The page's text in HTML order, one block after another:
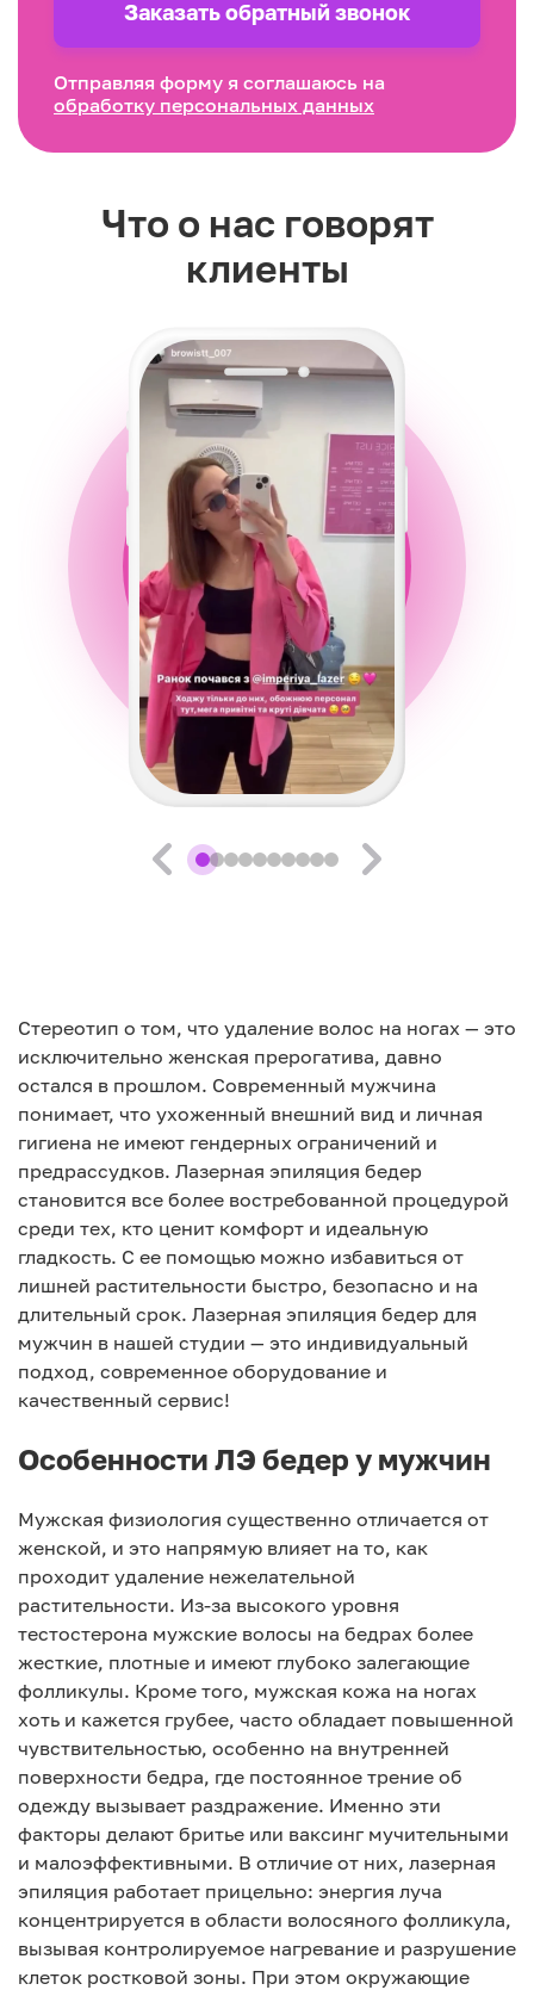
Заказать обратный звонок
Отправляя форму я соглашаюсь на
обработку персональных данных
Что о нас говорят
клиенты
Стереотип о том, что удаление волос на ногах — это
исключительно женская прерогатива, давно
остался в прошлом. Современный мужчина
понимает, что ухоженный внешний вид и личная
гигиена не имеют гендерных ограничений и
предрассудков. Лазерная эпиляция бедер
становится все более востребованной процедурой
среди тех, кто ценит комфорт и идеальную
гладкость. С ее помощью можно избавиться от
лишней растительности быстро, безопасно и на
длительный срок. Лазерная эпиляция бедер для
мужчин в нашей студии — это индивидуальный
подход, современное оборудование и
качественный сервис!
Особенности ЛЭ бедер у мужчин
Мужская физиология существенно отличается от
женской, и это напрямую влияет на то, как
проходит удаление нежелательной
растительности. Из-за высокого уровня
тестостерона мужские волосы на бедрах более
жесткие, плотные и имеют глубоко залегающие
фолликулы. Кроме того, мужская кожа на ногах
хоть и кажется грубее, часто обладает повышенной
чувствительностью, особенно на внутренней
поверхности бедра, где постоянное трение об
одежду вызывает раздражение. Именно эти
факторы делают бритье или ваксинг мучительными
и малоэффективными. В отличие от них, лазерная
эпиляция работает прицельно: энергия луча
концентрируется в области волосяного фолликула,
вызывая контролируемое нагревание и разрушение
клеток ростковой зоны. При этом окружающие